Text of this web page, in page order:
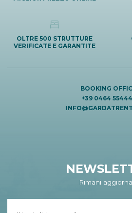
OLTRE 500 STRUTTURE
VERIFICATE E GARANTITE
BOOKING
+39 0464
Rimani